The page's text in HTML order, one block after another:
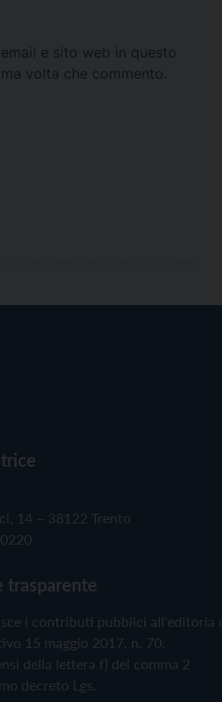
e sito web in questo
volta che commento.
14 – 38122 Trento
trasparente
i contributi pubblici all'editoria
15 maggio 2017, n. 70.
della lettera f) del comma 2
decreto Lgs.